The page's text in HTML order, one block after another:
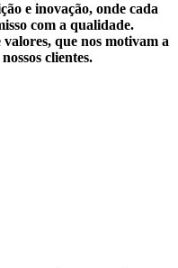
e inovação, onde cada
com a qualidade.
que nos motivam a
clientes.